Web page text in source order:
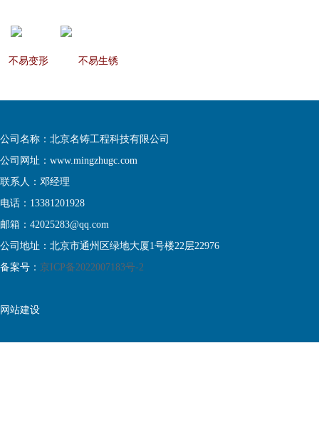
不易变形 不易生锈
公司名称：北京名铸工程科技有限公司
公司网址：www.mingzhugc.com
联系人：邓经理
电话：13381201928
邮箱：42025283@qq.com
公司地址：北京市通州区绿地大厦1号楼22层22976
备案号： 京ICP备2022007183号-2
网站建设